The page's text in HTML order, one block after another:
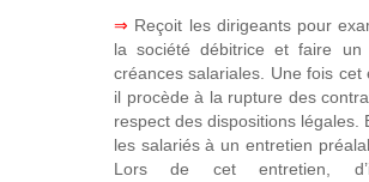
⇒ Reçoit les dirigeants pour
la société débitrice et faire
créances salariales. Une fois cet
il procède à la rupture des
respect des dispositions légales.
les salariés à un entretien
Lors de cet entretien,